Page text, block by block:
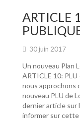
o
o
k
ARTICLE
30 juin 2017
Un nouveau Plan
ARTICLE 10:
nous approchons
nouveau PLU de
dernier article sur
informer sur cette